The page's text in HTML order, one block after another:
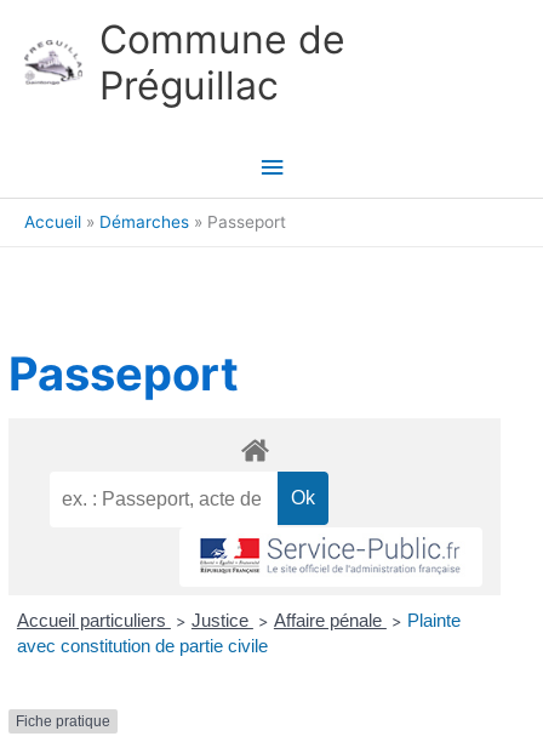
Commune de
Préguillac
Menu
principal
Accueil Démarches Passeport
Passeport
Accueil particuliers > Justice > Affaire pénale > Plainte
avec constitution de partie civile
Fiche pratique